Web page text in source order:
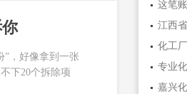
”，好像拿到一张
下20个拆除项